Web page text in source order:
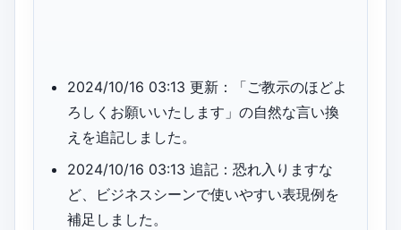
2024/10/16 03:13 更新：「ご教示のほどよ
ろしくお願いいたします」の自然な言い換
えを追記しました。
2024/10/16 03:13 追記：恐れ入りますな
ど、ビジネスシーンで使いやすい表現例を
補足しました。